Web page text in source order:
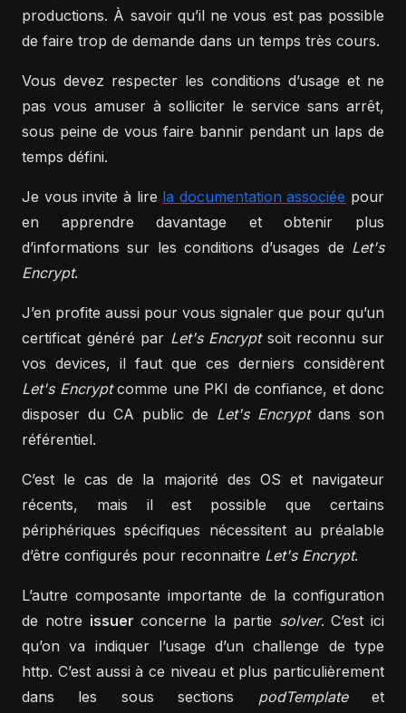
productions. À savoir qu’il ne vous est pas possible
de faire trop de demande dans un temps très cours.
Vous devez respecter les conditions d’usage et ne
pas vous amuser à solliciter le service sans arrêt,
sous peine de vous faire bannir pendant un laps de
temps défini.
Je vous invite à lire la documentation associée pour
en apprendre davantage et obtenir plus
d’informations sur les conditions d’usages de Let's
Encrypt.
J’en profite aussi pour vous signaler que pour qu’un
certificat généré par Let's Encryptsoit reconnu sur
vos devices, il faut que ces derniers considèrent
Let's Encryptcomme une PKI de confiance, et donc
disposer du CA public de Let's Encryptdans son
référentiel.
C’est le cas de la majorité des OS et navigateur
récents, mais il est possible que certains
périphériques spécifiques nécessitent au préalable
d’être configurés pour reconnaitre Let's Encrypt.
L’autre composante importante de la configuration
de notre issuer concerne la partie solver. C’est ici
qu’on va indiquer l’usage d’un challenge de type
http. C’est aussi à ce niveau et plus particulièrement
dans les sous sections podTemplateet